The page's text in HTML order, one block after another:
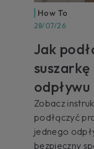
How To
28/07/26
Jak
odpływu
Zobacz
podłączyć
jednego
bezpieczny